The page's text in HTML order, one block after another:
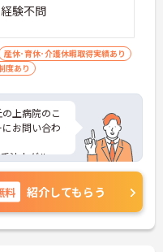
験不問
産休･育休･介護休暇取得実績あり
度あり
上病院のこ
お問い合わ
法人グルー
厚生が充実
度の方のデ
べる環境で
料 紹介してもらう